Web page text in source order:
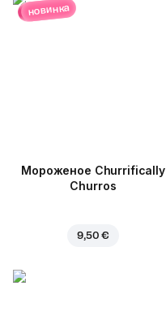
новинка
Мороженое Churrifically
Churros
9,50 €